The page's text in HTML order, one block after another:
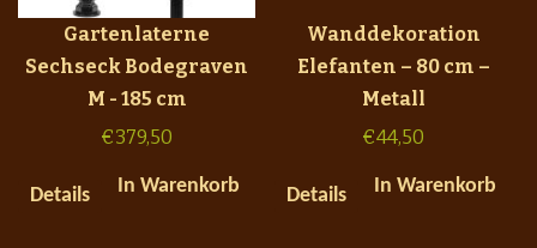
Gartenlaterne
Sechseck Bodegraven
M - 185 cm
€379,50
Details In Warenkorb
Wanddekoration
Elefanten – 80 cm –
Metall
€44,50
Details In Warenkorb